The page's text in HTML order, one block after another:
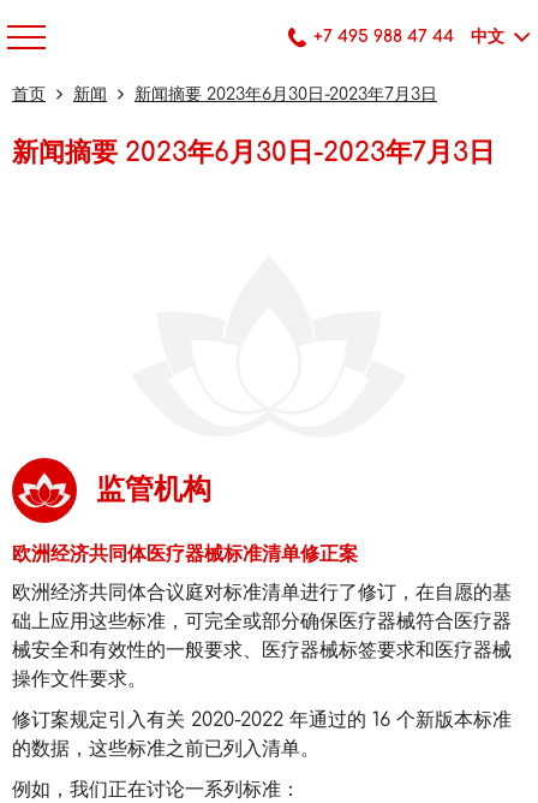
+7 495 988 47 44 中文
首页 新闻 新闻摘要 2023年6月30日-2023年7月3日
新闻摘要 2023年6月30日-2023年7月3日
监管机构
欧洲经济共同体医疗器械标准清单修正案
欧洲经济共同体合议庭对标准清单进行了修订，在自愿的基
础上应用这些标准，可完全或部分确保医疗器械符合医疗器
械安全和有效性的一般要求、医疗器械标签要求和医疗器械
操作文件要求。
修订案规定引入有关 2020-2022 年通过的 16 个新版本标准
的数据，这些标准之前已列入清单。
例如，我们正在讨论一系列标准：